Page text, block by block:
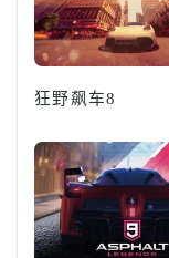
狂野飙车8